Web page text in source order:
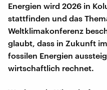
Energien wird 2026 in
stattfinden und das
Weltklimakonferenz
glaubt, dass in Zukunft
fossilen Energien
wirtschaftlich rechnet.